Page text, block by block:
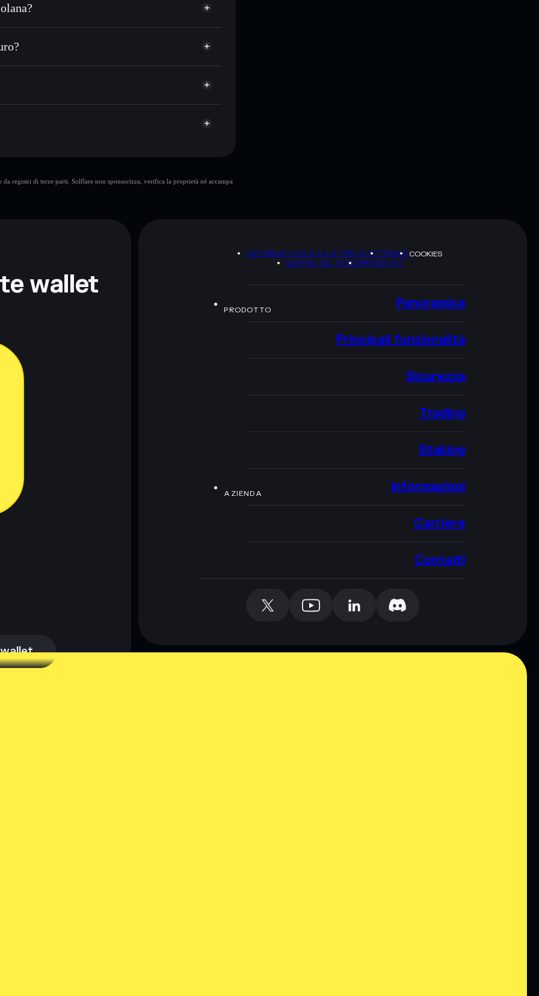
o in migliaia di altri token Solana al prezzo migliore
nel tempo
pubblicamente i wallet usando l’Aggregatore di
wallet non-custodial Solflare
Aggregatore di
registri di terze parti. Solflare non sponsorizza, verifica la proprietà né accampa
wallet
INFORMATIVA SULLA PRIVACYTERMSCOOKIES
MAPPA DEL SITOBRAND KIT
PRODOTTO Panoramica
Principali funzionalità
Sicurezza
Trading
Staking
AZIENDA Informazioni
Carriere
Contatti